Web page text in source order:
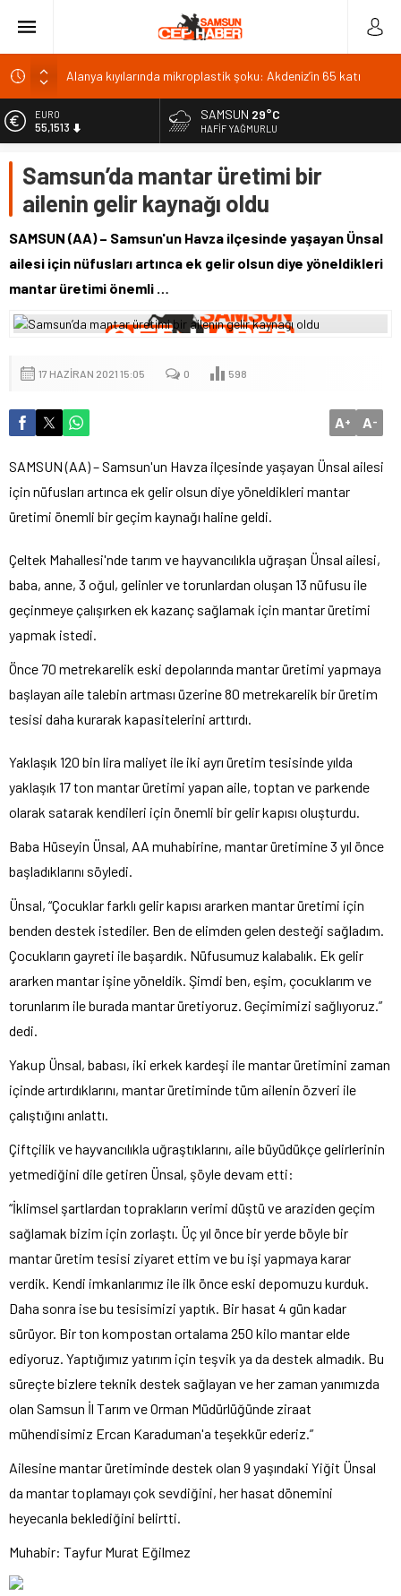
Alanya kıyılarında mikroplastik şoku: Akdeniz’in 65 katı
GMİS MTA
Prof. Avşar: Terörsüz Türkiye’de endişeye mahal yok
LGS ikinci nakil başvuruları 10 Ağustos’ta yapılacak
EURO
55,1513
6.635,91
BİST
13.779,39
47,7178
SAMSUN 29°C
HAFIF YAĞMURLU
Samsun’da mantar üretimi bir
ailenin gelir kaynağı oldu
SAMSUN (AA) – Samsun'un Havza ilçesinde yaşayan Ünsal
ailesi için nüfusları artınca ek gelir olsun diye yöneldikleri
mantar üretimi önemli …
17 HAZIRAN 2021 15:05 0 598
A+ A-
SAMSUN (AA) – Samsun'un Havza ilçesinde yaşayan Ünsal ailesi
için nüfusları artınca ek gelir olsun diye yöneldikleri mantar
üretimi önemli bir geçim kaynağı haline geldi.
Çeltek Mahallesi'nde tarım ve hayvancılıkla uğraşan Ünsal ailesi,
baba, anne, 3 oğul, gelinler ve torunlardan oluşan 13 nüfusu ile
geçinmeye çalışırken ek kazanç sağlamak için mantar üretimi
yapmak istedi.
Önce 70 metrekarelik eski depolarında mantar üretimi yapmaya
başlayan aile talebin artması üzerine 80 metrekarelik bir üretim
tesisi daha kurarak kapasitelerini arttırdı.
Yaklaşık 120 bin lira maliyet ile iki ayrı üretim tesisinde yılda
yaklaşık 17 ton mantar üretimi yapan aile, toptan ve parkende
olarak satarak kendileri için önemli bir gelir kapısı oluşturdu.
Baba Hüseyin Ünsal, AA muhabirine, mantar üretimine 3 yıl önce
başladıklarını söyledi.
Ünsal, “Çocuklar farklı gelir kapısı ararken mantar üretimi için
benden destek istediler. Ben de elimden gelen desteği sağladım.
Çocukların gayreti ile başardık. Nüfusumuz kalabalık. Ek gelir
ararken mantar işine yöneldik. Şimdi ben, eşim, çocuklarım ve
torunlarım ile burada mantar üretiyoruz. Geçimimizi sağlıyoruz.”
dedi.
Yakup Ünsal, babası, iki erkek kardeşi ile mantar üretimini zaman
içinde artırdıklarını, mantar üretiminde tüm ailenin özveri ile
çalıştığını anlattı.
Çiftçilik ve hayvancılıkla uğraştıklarını, aile büyüdükçe gelirlerinin
yetmediğini dile getiren Ünsal, şöyle devam etti:
“İklimsel şartlardan toprakların verimi düştü ve araziden geçim
sağlamak bizim için zorlaştı. Üç yıl önce bir yerde böyle bir
mantar üretim tesisi ziyaret ettim ve bu işi yapmaya karar
verdik. Kendi imkanlarımız ile ilk önce eski depomuzu kurduk.
Daha sonra ise bu tesisimizi yaptık. Bir hasat 4 gün kadar
sürüyor. Bir ton kompostan ortalama 250 kilo mantar elde
ediyoruz. Yaptığımız yatırım için teşvik ya da destek almadık. Bu
süreçte bizlere teknik destek sağlayan ve her zaman yanımızda
olan Samsun İl Tarım ve Orman Müdürlüğünde ziraat
mühendisimiz Ercan Karaduman'a teşekkür ederiz.”
Ailesine mantar üretiminde destek olan 9 yaşındaki Yiğit Ünsal
da mantar toplamayı çok sevdiğini, her hasat dönemini
heyecanla beklediğini belirtti.
Muhabir: Tayfur Murat Eğilmez